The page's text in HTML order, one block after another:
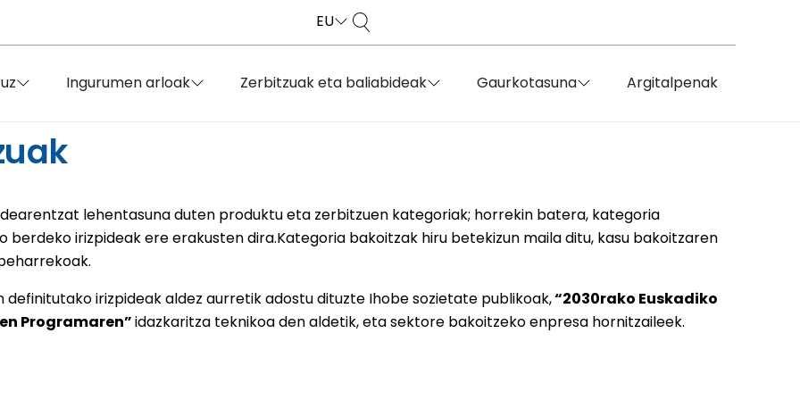
EU
Ingurumen arloak Zerbitzuak eta baliabideak Gaurkotasuna Argitalpenak
lehentasuna duten produktu eta zerbitzuen kategoriak; horrekin batera, kategoria
berdeko irizpideak ere erakusten dira.Kategoria bakoitzak hiru betekizun maila ditu, kasu bakoitzaren
irizpideak aldez aurretik adostu dituzte Ihobe sozietate publikoak,“2030rako Euskadiko
Programaren”idazkaritza teknikoa den aldetik, eta sektore bakoitzeko enpresa hornitzaileek.